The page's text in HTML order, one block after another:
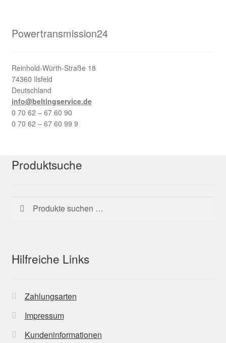
Powertransmission24
Reinhold-Würth-Straße 18
74360 Ilsfeld
Deutschland
info@beltingservice.de
0 70 62 – 67 60 90
0 70 62 – 67 60 99 9
Produktsuche
Suchen
nach:
Suchen
Hilfreiche Links
Zahlungsarten
Impressum
Kundeninformationen